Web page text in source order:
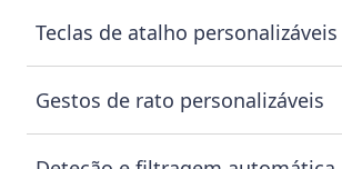
Teclas de atalho personalizáveis
Gestos de rato personalizáveis